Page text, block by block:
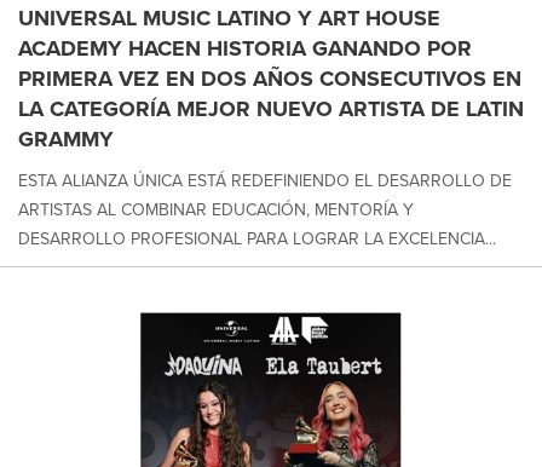
UNIVERSAL MUSIC LATINO Y ART HOUSE
ACADEMY HACEN HISTORIA GANANDO POR
PRIMERA VEZ EN DOS AÑOS CONSECUTIVOS EN
LA CATEGORÍA MEJOR NUEVO ARTISTA DE LATIN
GRAMMY
ESTA ALIANZA ÚNICA ESTÁ REDEFINIENDO EL DESARROLLO DE
ARTISTAS AL COMBINAR EDUCACIÓN, MENTORÍA Y
DESARROLLO PROFESIONAL PARA LOGRAR LA EXCELENCIA...